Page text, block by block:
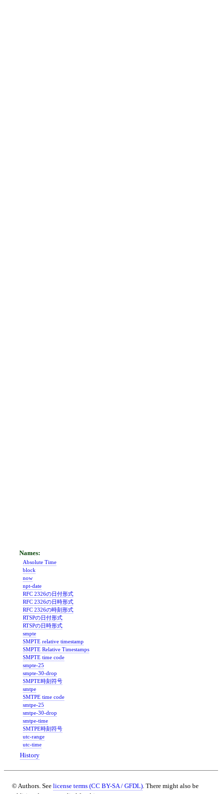
Absolute Time
block
now
npt-date
RFC 2326の日付形式
RFC 2326の日時形式
RFC 2326の時刻形式
RTSPの日付形式
RTSPの日時形式
smpte
SMPTE relative timestamp
SMPTE Relative Timestamps
SMPTE time code
smpte-25
smpte-30-drop
SMPTE時刻符号
smtpe
SMTPE time code
smtpe-25
smtpe-30-drop
smtpe-time
SMTPE時刻符号
utc-range
utc-time
History
© Authors. See license terms (CC BY-SA / GFDL). There might also be